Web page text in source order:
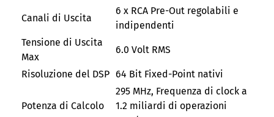
Canali di Uscita
6 x RCA Pre-Out regolabili e
indipendenti
Tensione di Uscita
Max
6.0 Volt RMS
Risoluzione del DSP 64 Bit Fixed-Point nativi
Potenza di Calcolo
295 MHz, Frequenza di clock a
1.2 miliardi di operazioni